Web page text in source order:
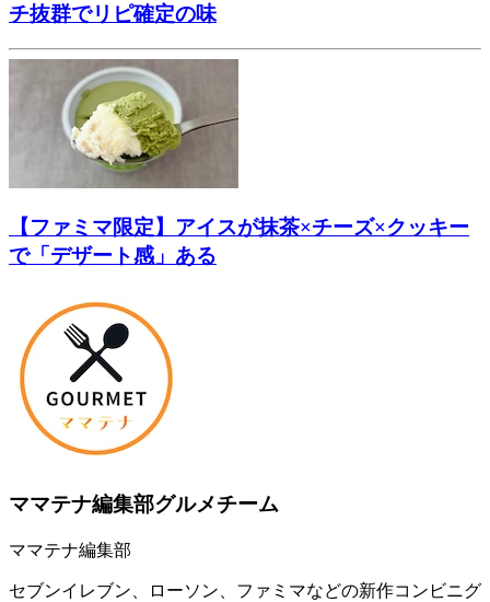
チ抜群でリピ確定の味
【ファミマ限定】アイスが抹茶×チーズ×クッキー
で「デザート感」ある
ママテナ編集部グルメチーム
ママテナ編集部
セブンイレブン、ローソン、ファミマなどの新作コンビニグ